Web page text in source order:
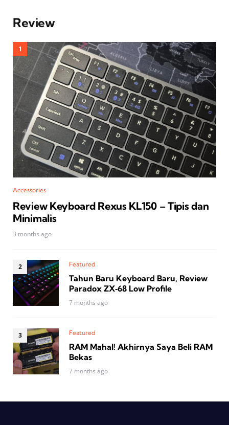
Review
Accessories
Review Keyboard Rexus KL150 – Tipis dan
Minimalis
3 months ago
Featured
Tahun Baru Keyboard Baru, Review
Paradox ZX‑68 Low Profile
7 months ago
Featured
RAM Mahal! Akhirnya Saya Beli RAM
Bekas
7 months ago